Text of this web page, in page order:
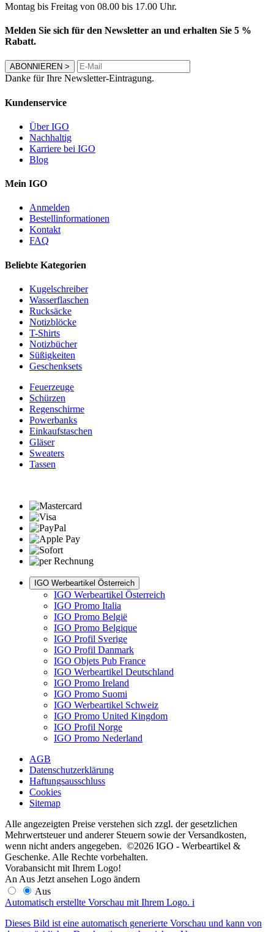
Montag bis Freitag von 08.00 bis 17.00 Uhr.
Melden Sie sich für den Newsletter an und erhalten Sie 5 %
Rabatt.
ABONNIEREN >
Danke für Ihre Newsletter-Eintragung.
Kundenservice
Über IGO
Nachhaltig
Karriere bei IGO
Blog
Mein IGO
Anmelden
Bestellinformationen
Kontakt
FAQ
Beliebte Kategorien
Kugelschreiber
Wasserflaschen
Rucksäcke
Notizblöcke
T-Shirts
Notizbücher
Süßigkeiten
Geschenksets
Feuerzeuge
Schürzen
Regenschirme
Powerbanks
Einkaufstaschen
Gläser
Sweaters
Tassen
IGO Werbeartikel Österreich
IGO Werbeartikel Österreich
IGO Promo Italia
IGO Promo België
IGO Promo Belgique
IGO Profil Sverige
IGO Profil Danmark
IGO Objets Pub France
IGO Werbeartikel Deutschland
IGO Promo Ireland
IGO Promo Suomi
IGO Werbeartikel Schweiz
IGO Promo United Kingdom
IGO Profil Norge
IGO Promo Nederland
AGB
Datenschutzerklärung
Haftungsausschluss
Cookies
Sitemap
Alle angezeigten Preise verstehen sich zzgl. der gesetzlichen
Mehrwertsteuer und anderer Steuern sowie der Versandkosten,
wenn nicht anders angegeben. ©2026 IGO - Werbeartikel &
Geschenke. Alle Rechte vorbehalten.
Vorabansicht mit Ihrem Logo!
An Aus Jetzt ansehen Logo ändern
Aus
Automatisch erstellte Vorschau mit Ihrem Logo. i
Dieses Bild ist eine automatisch generierte Vorschau und kann von